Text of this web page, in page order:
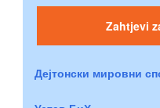
Zahtjevi
Дејтонски мировни